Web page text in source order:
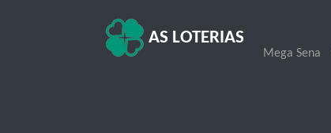
AS LOTERIAS
Mega Sena